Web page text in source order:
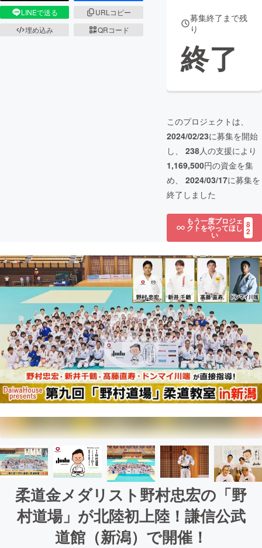
LINEで送る
URLコピー
埋め込み
QRコード
募集終了まで残
り
終了
このプロジェクトは、
2024/02/23に募集を開始
し、 238人の支援により
1,169,500円の資金を集
め、 2024/03/17に募集を
終了しました
もう一度プロジェ
クトをやってほし
い
8
2
柔道金メダリスト野村忠宏の「野
村道場」が北陸初上陸！謙信公武
道館（新潟）で開催！